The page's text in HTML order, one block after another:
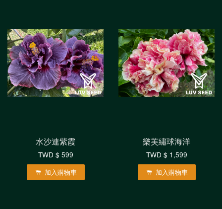
水沙連紫霞
TWD $ 599
加入購物車
樂芙繡球海洋
TWD $ 1,599
加入購物車